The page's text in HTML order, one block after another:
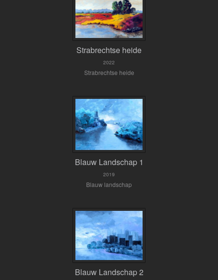
Strabrechtse heide
2022
Strabrechtse heide
Blauw Landschap 1
2019
Blauw landschap
Blauw Landschap 2